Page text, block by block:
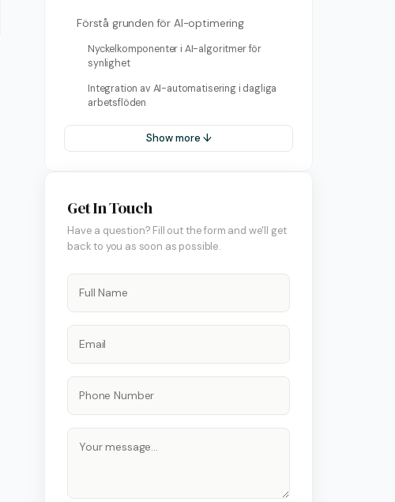
Förstå grunden för AI-optimering
Nyckelkomponenter i AI-algoritmer för
synlighet
Integration av AI-automatisering i dagliga
arbetsflöden
Show more ↓
Get In Touch
Have a question? Fill out the form and we'll get
back to you as soon as possible.